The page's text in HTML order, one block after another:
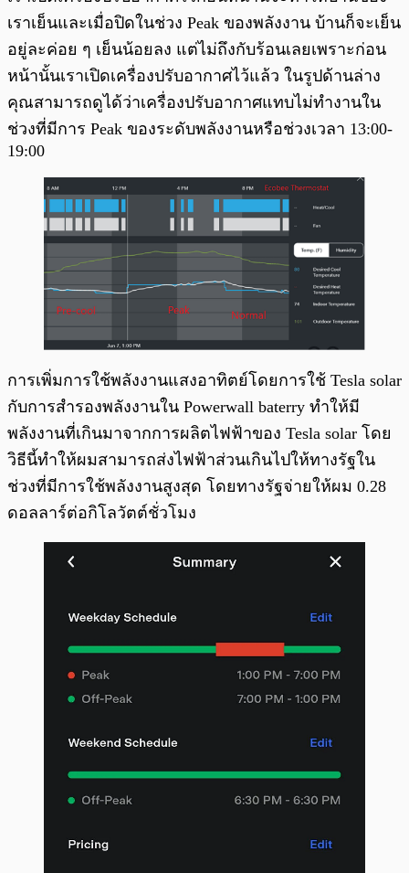
เราเย็นและเมื่อปิดในช่วง Peak ของพลังงาน บ้านก็จะเย็น
อยู่ละค่อย ๆ เย็นน้อยลง แต่ไม่ถึงกับร้อนเลยเพราะก่อน
หน้านั้นเราเปิดเครื่องปรับอากาศไว้แล้ว ในรูปด้านล่าง
คุณสามารถดูได้ว่าเครื่องปรับอากาศแทบไม่ทำงานใน
ช่วงที่มีการ Peak ของระดับพลังงานหรือช่วงเวลา 13:00-
19:00
การเพิ่มการใช้พลังงานแสงอาทิตย์โดยการใช้ Tesla solar
กับการสำรองพลังงานใน Powerwall baterry ทำให้มี
พลังงานที่เกินมาจากการผลิตไฟฟ้าของ Tesla solar โดย
วิธีนี้ทำให้ผมสามารถส่งไฟฟ้าส่วนเกินไปให้ทางรัฐใน
ช่วงที่มีการใช้พลังงานสูงสุด โดยทางรัฐจ่ายให้ผม 0.28
ดอลลาร์ต่อกิโลวัตต์ชั่วโมง